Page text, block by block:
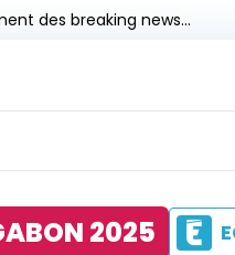
des breaking news...
2025